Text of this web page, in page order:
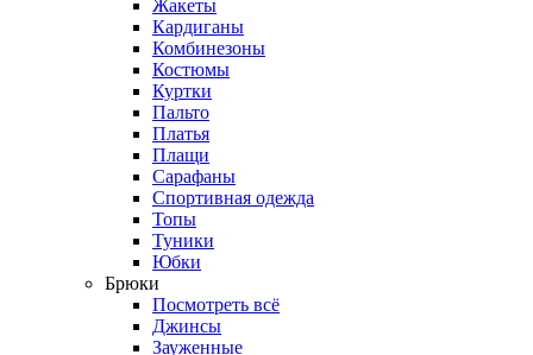
Жакеты
Кардиганы
Комбинезоны
Костюмы
Куртки
Пальто
Платья
Плащи
Сарафаны
Спортивная одежда
Топы
Туники
Юбки
Брюки
Посмотреть всё
Джинсы
Зауженные